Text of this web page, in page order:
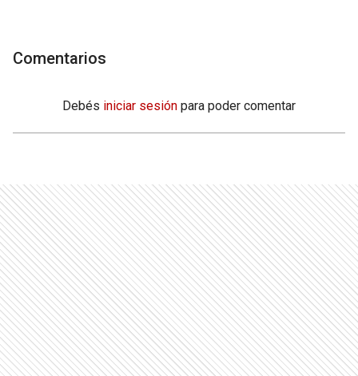
Comentarios
Debés iniciar sesión para poder comentar